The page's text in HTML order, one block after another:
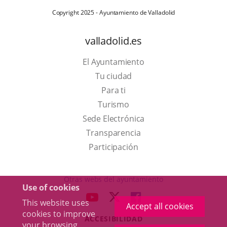
Use of cookies
This website uses
cookies to improve
Accept all cookies
Copyright 2025 - Ayuntamiento de Valladolid
valladolid.es
El Ayuntamiento
Tu ciudad
Para ti
TurismoThis
link
will
open
a
up
window.
Sede Electrónica
Transparencia
Participación
Otras webs del ayuntamiento
LINK
EXTERNAL
LINK
TO
EXTERNAL
LINK
TO
EXTERNAL
ACCESIBILIDAD